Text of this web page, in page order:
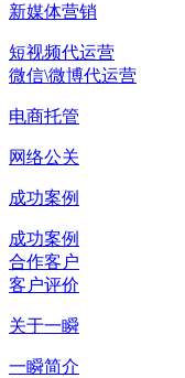
新媒体营销
短视频代运营
微信\微博代运营
电商托管
网络公关
成功案例
成功案例
合作客户
客户评价
关于一瞬
一瞬简介